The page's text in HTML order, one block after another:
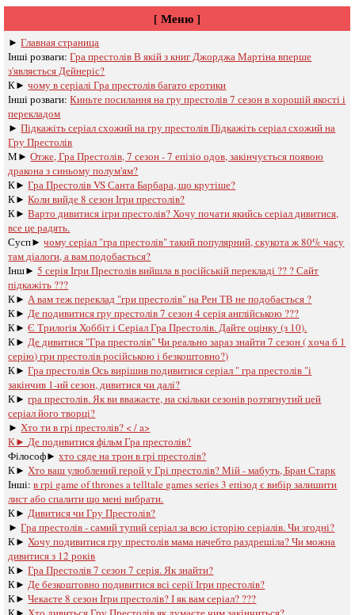
[ Меню ]
►Главная страница
Інші розваги: ​​Гра престолів В якій з книг Джорджа Мартіна вперше
з'являється Дейнеріс?
К►чому в серіалі Гра престолів багато еротики
Інші розваги: ​​Киньте посилання на гру престолів 7 сезон в хорошій якості і
перекладом
►Підкажіть серіал схожий на гру престолів Підкажіть серіал схожий на
Гру Престолів
М►Отже, Гра Престолів, 7 сезон - 7 епізіо одов, закінчується появою
дракона з синьому полум'ям?
К►Гра Престолів VS Санта Барбара, що крутіше?
К►Коли вийде 8 сезон Ігри престолів?
К►Варто дивитися ігри престолів? Хочу почати якийсь серіал дивитися,
все це радять.
Сусп►чому серіал "гра престолів" такий популярний, скукота ж 80% часу
там діалоги, а вам подобається?
Інш► 5 серія Ігри Престолів вийшла в російській перекладі ?? ? Сайт
підкажіть ???
К► А вам теж переклад "гри престолів" на Рен ТВ не подобається ?
К► Де подивитися гру престолів 7 сезон 4 серія англійською ???
К►Є Трилогія Хоббіт і Серіал Гра Престолів. Дайте оцінку (з 10).
К► Де дивитися "Гра престолів" Чи реально зараз знайти 7 сезон ( хоча б 1
серію) гри престолів російською і безкоштовно?)
К►Гра престолів Ось вирішив подивитися серіал " гра престолів "і
закінчив 1-ий сезон, дивитися чи далі?
К►гра престолів. Як ви вважаєте, на скільки сезонів розтягнутий цей
серіал його творці?
► Хто ти в грі престолів? < / a>
К► Де подивитися фільм Гра престолів?
Філософ►хто сяде на трон в грі престолів?
К► Хто ваш улюблений герой у Грі престолів? Мій - мабуть, Бран Старк
Інші:в грі game of thrones a telltale games series 3 епізод є вибір залишити
лист або спалити що мені вибрати.
К► Дивитися чи Гру Престолів?
►Гра престолів - самий тупий серіал за всю історію серіалів. Чи згодні?
К► Хочу подивитися гру престолів мама начебто раздрешіла? Чи можна
дивитися з 12 років
К►Гра Престолів 7 сезон 7 серія. Як знайти?
К► Де безкоштовно подивитися всі серії Ігри престолів?
К►Чекаєте 8 сезон Ігри престолів? І як вам серіал? ???